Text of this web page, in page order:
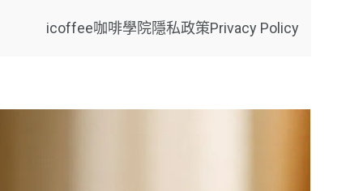
icoffee咖啡學院隱私政策Privacy Policy